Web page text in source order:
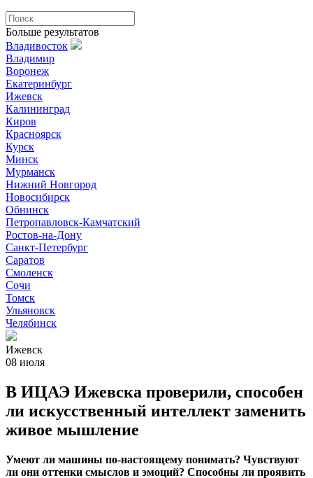
Больше результатов
Владивосток
Владимир
Воронеж
Екатеринбург
Ижевск
Калининград
Киров
Красноярск
Курск
Минск
Мурманск
Нижний Новгород
Новосибирск
Обнинск
Петропавловск-Камчатский
Ростов-на-Дону
Санкт-Петербург
Саратов
Смоленск
Сочи
Томск
Ульяновск
Челябинск
Ижевск
08 июля
В ИЦАЭ Ижевска проверили, способен
ли искусственный интеллект заменить
живое мышление
Умеют ли машины по-настоящему понимать? Чувствуют
ли они оттенки смыслов и эмоций? Способны ли проявить